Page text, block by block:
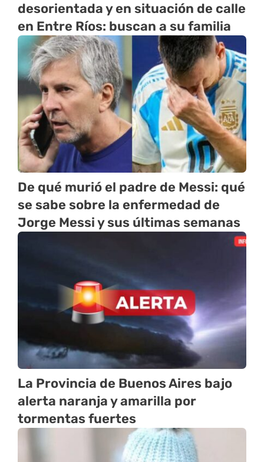
desorientada y en situación de calle
en Entre Ríos: buscan a su familia
De qué murió el padre de Messi: qué
se sabe sobre la enfermedad de
Jorge Messi y sus últimas semanas
La Provincia de Buenos Aires bajo
alerta naranja y amarilla por
tormentas fuertes